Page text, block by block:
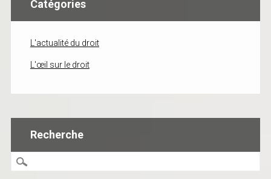
Catégories
L'actualité du droit
L'œil sur le droit
Recherche